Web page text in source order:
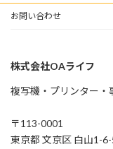
お問い合わせ
株式会社OAライフ
複写機・プリンター・
〒113-0001
東京都 文京区 白山1-